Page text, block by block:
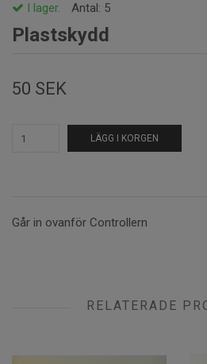
I lager. Antal: 5
Plastskydd
50 SEK
LÄGG I KORGEN
Går in ovanför Controllern
RELATERADE